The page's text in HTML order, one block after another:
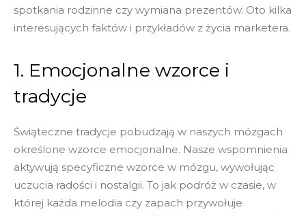
spotkania rodzinne czy wymiana prezentów. Oto kilka
interesujących faktów i przykładów z życia marketera.
1. Emocjonalne wzorce i
tradycje
Świąteczne tradycje pobudzają w naszych mózgach
określone wzorce emocjonalne. Nasze wspomnienia
aktywują specyficzne wzorce w mózgu, wywołując
uczucia radości i nostalgii. To jak podróż w czasie, w
której każda melodia czy zapach przywołuje